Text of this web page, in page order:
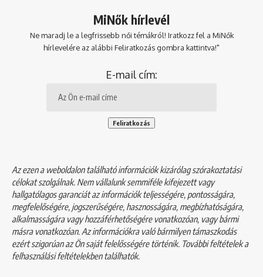
MiNők hírlevél
Ne maradj le a legfrissebb női témákról! Iratkozz fel a MiNők
hírlevelére az alábbi Feliratkozás gombra kattintva!"
E-mail cím:
Az ezen a weboldalon található információk kizárólag szórakoztatási
célokat szolgálnak. Nem vállalunk semmiféle kifejezett vagy
hallgatólagos garanciát az információk teljességére, pontosságára,
megfelelőségére, jogszerűségére, hasznosságára, megbízhatóságára,
alkalmasságára vagy hozzáférhetőségére vonatkozóan, vagy bármi
másra vonatkozóan. Az információkra való bármilyen támaszkodás
ezért szigorúan az Ön saját felelősségére történik. További feltételek a
felhasználási feltételekbentalálhatók.